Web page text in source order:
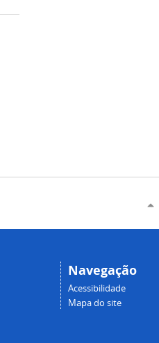
Navegação
Acessibilidade
Mapa do site